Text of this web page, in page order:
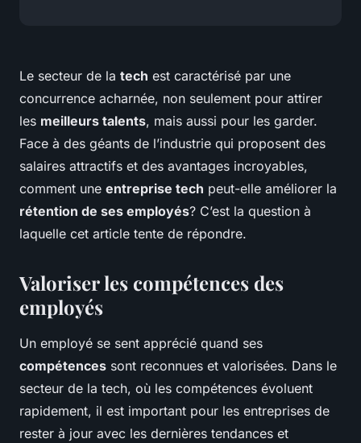
Le secteur de la tech est caractérisé par une
concurrence acharnée, non seulement pour attirer
les meilleurs talents, mais aussi pour les garder.
Face à des géants de l’industrie qui proposent des
salaires attractifs et des avantages incroyables,
comment une entreprise tech peut-elle améliorer la
rétention de ses employés? C’est la question à
laquelle cet article tente de répondre.
Valoriser les compétences des
employés
Un employé se sent apprécié quand ses
compétences sont reconnues et valorisées. Dans le
secteur de la tech, où les compétences évoluent
rapidement, il est important pour les entreprises de
rester à jour avec les dernières tendances et